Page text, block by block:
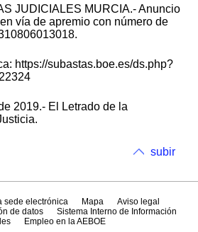
JUDICIALES MURCIA.- Anuncio
vía de apremio con número de
https://subastas.boe.es/ds.php?
2019.- El Letrado de la
subir
sede electrónica Mapa
Aviso legal
de datos
Sistema Interno de Información
Empleo en la AEBOE